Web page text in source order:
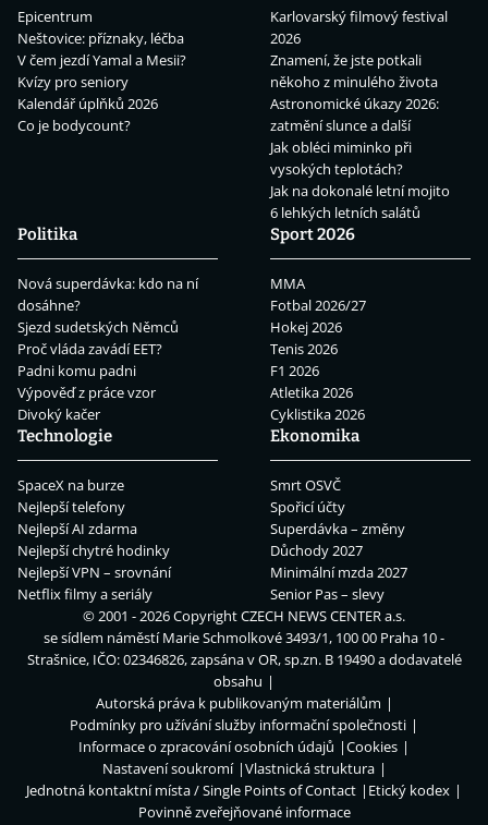
Epicentrum
Neštovice: příznaky, léčba
V čem jezdí Yamal a Mesii?
Kvízy pro seniory
Kalendář úplňků 2026
Co je bodycount?
Karlovarský filmový festival
2026
Znamení, že jste potkali
někoho z minulého života
Astronomické úkazy 2026:
zatmění slunce a další
Jak obléci miminko při
vysokých teplotách?
Jak na dokonalé letní mojito
6 lehkých letních salátů
Politika
Nová superdávka: kdo na ní
dosáhne?
Sjezd sudetských Němců
Proč vláda zavádí EET?
Padni komu padni
Výpověď z práce vzor
Divoký kačer
Sport 2026
MMA
Fotbal 2026/27
Hokej 2026
Tenis 2026
F1 2026
Atletika 2026
Cyklistika 2026
Technologie
SpaceX na burze
Nejlepší telefony
Nejlepší AI zdarma
Nejlepší chytré hodinky
Nejlepší VPN – srovnání
Netflix filmy a seriály
Ekonomika
Smrt OSVČ
Spořicí účty
Superdávka – změny
Důchody 2027
Minimální mzda 2027
Senior Pas – slevy
© 2001 - 2026 CopyrightCZECH NEWS CENTER a.s.
se sídlem náměstí Marie Schmolkové 3493/1, 100 00 Praha 10 -
Strašnice, IČO: 02346826, zapsána v OR, sp.zn. B 19490 a dodavatelé
obsahu
Autorská práva k publikovaným materiálům
Podmínky pro užívání služby informační společnosti
Informace o zpracování osobních údajů
Cookies
Nastavení soukromí
Vlastnická struktura
Jednotná kontaktní místa / Single Points of Contact
Etický kodex
Povinně zveřejňované informace